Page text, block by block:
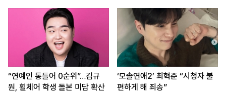
“연예인 통틀어 0순위”…김규
원, 휠체어 학생 돌본 미담 확산
‘모솔연애2’ 최혁준 “시청자 불
편하게 해 죄송”